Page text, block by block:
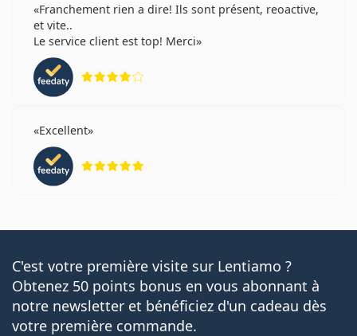
Franchement rien a dire! Ils sont présent, reoactive,
et vite..
Le service client est top! Merci
Excellent
C'est votre première visite sur Lentiamo ?
Obtenez 50 points bonus en vous abonnant à
notre newsletter et bénéficiez d'un cadeau dès
votre première commande.